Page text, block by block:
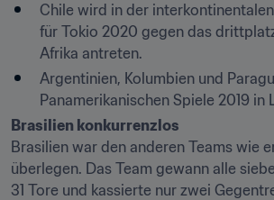
Chile wird in der
für Tokio 2020 gegen das
Afrika antreten.
Argentinien, Kolumbien und
Panamerikanischen Spiele 2019 in
Brasilien war den anderen Teams wie
überlegen. Das Team gewann alle
31 Tore und kassierte nur zwei